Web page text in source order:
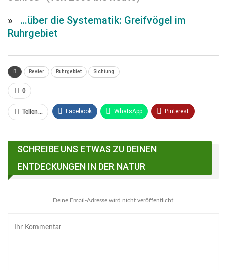
» …über die Systematik: Greifvögel im
Ruhrgebiet
Revier Ruhrgebiet Sichtung
0
Teilen... Facebook WhatsApp Pinterest
Facebook Messenger
SCHREIBE UNS ETWAS ZU DEINEN
ENTDECKUNGEN IN DER NATUR
Deine Email-Adresse wird nicht veröffentlicht.